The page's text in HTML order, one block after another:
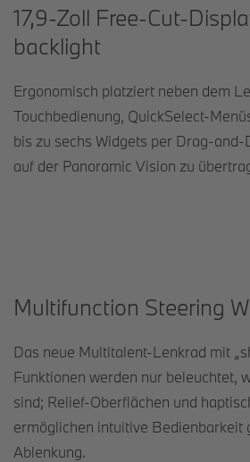
17,9-Zoll Free-Cut-
backlight
Ergonomisch platziert neben dem
Touchbedienung, QuickSelect-
bis zu sechs Widgets per Drag-
auf der Panoramic Vision zu
Multifunction Steering
Das neue Multitalent-Lenkrad mit
Funktionen werden nur beleuchtet,
sind; Relief-Oberflächen und
ermöglichen intuitive Bedienbarkeit
Ablenkung.